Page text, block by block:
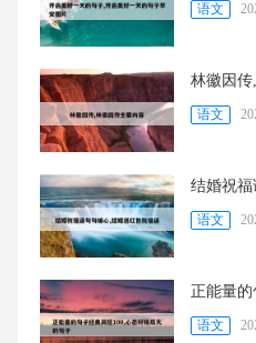
语文
林徽因
语文
结婚祝
语文
正能量
语文